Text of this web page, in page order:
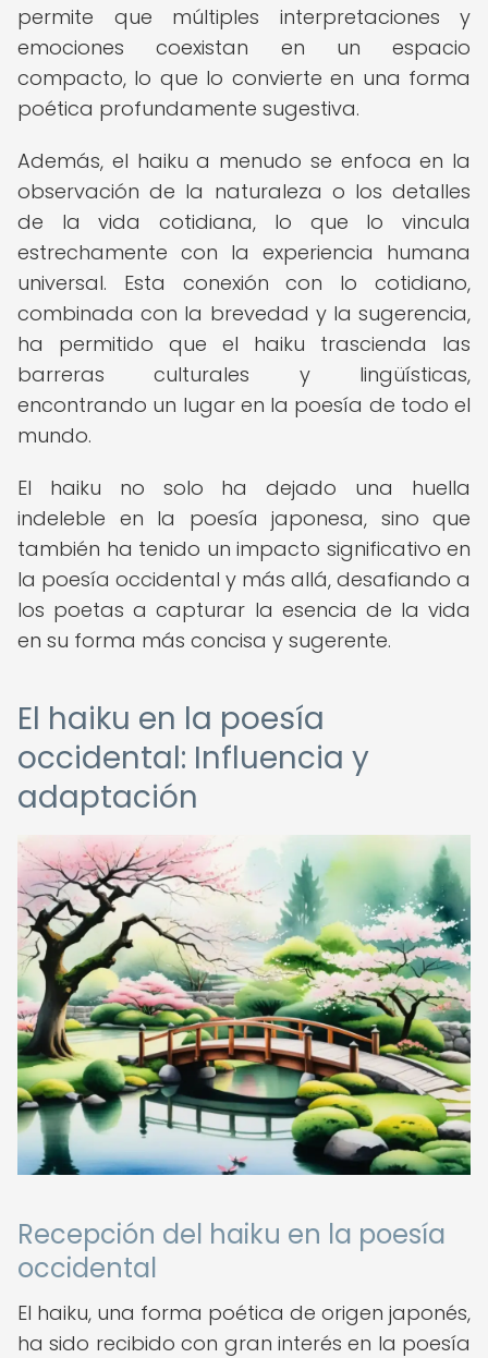
permite que múltiples interpretaciones y
emociones coexistan en un espacio
compacto, lo que lo convierte en una forma
poética profundamente sugestiva.
Además, el haiku a menudo se enfoca en la
observación de la naturaleza o los detalles
de la vida cotidiana, lo que lo vincula
estrechamente con la experiencia humana
universal. Esta conexión con lo cotidiano,
combinada con la brevedad y la sugerencia,
ha permitido que el haiku trascienda las
barreras culturales y lingüísticas,
encontrando un lugar en la poesía de todo el
mundo.
El haiku no solo ha dejado una huella
indeleble en la poesía japonesa, sino que
también ha tenido un impacto significativo en
la poesía occidental y más allá, desafiando a
los poetas a capturar la esencia de la vida
en su forma más concisa y sugerente.
El haiku en la poesía
occidental: Influencia y
adaptación
Recepción del haiku en la poesía
occidental
El haiku, una forma poética de origen japonés,
ha sido recibido con gran interés en la poesía